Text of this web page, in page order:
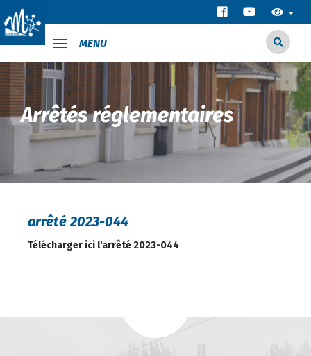
MENU
Arrêtés réglementaires
arrêté 2023-044
Télécharger ici l'arrêté 2023-044